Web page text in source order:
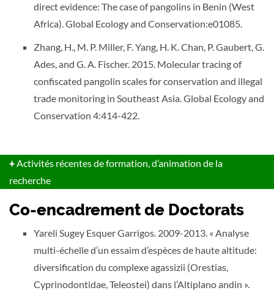
direct evidence: The case of pangolins in Benin (West
Africa). Global Ecology and Conservation:e01085.
Zhang, H., M. P. Miller, F. Yang, H. K. Chan, P. Gaubert, G.
Ades, and G. A. Fischer. 2015. Molecular tracing of
confiscated pangolin scales for conservation and illegal
trade monitoring in Southeast Asia. Global Ecology and
Conservation 4:414-422.
+Activités récentes de formation, d’animation de la
recherche
Co-encadrement de Doctorats
Yareli Sugey Esquer Garrigos. 2009-2013. « Analyse
multi-échelle d’un essaim d’espèces de haute altitude:
diversification du complexe agassizii (Orestias,
Cyprinodontidae, Teleostei) dans l’Altiplano andin ».